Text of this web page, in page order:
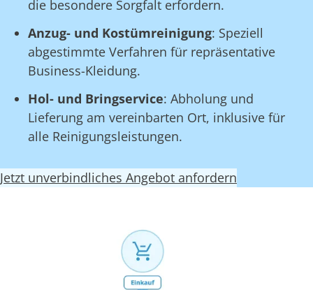
die besondere Sorgfalt erfordern.
Anzug- und Kostümreinigung: Speziell
abgestimmte Verfahren für repräsentative
Business-Kleidung.
Hol- und Bringservice: Abholung und
Lieferung am vereinbarten Ort, inklusive für
alle Reinigungsleistungen.
Jetzt unverbindliches Angebot anfordern